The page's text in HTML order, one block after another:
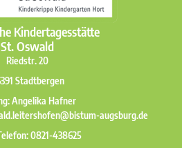
Kindertagesstätte
St. Oswald
Riedstr. 20
Stadtbergen
Angelika Hafner
augsburg.de
0821-438625